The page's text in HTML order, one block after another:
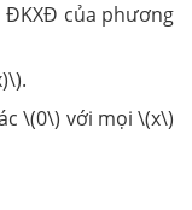
ĐKXĐ của phương
\(0\) với mọi \(x\)